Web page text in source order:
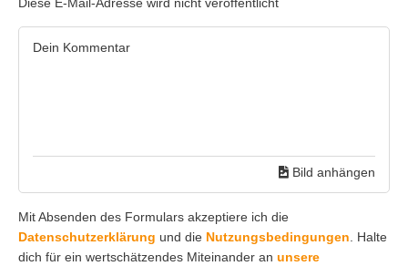
Diese E-Mail-Adresse wird nicht veröffentlicht
Bild anhängen
Mit Absenden des Formulars akzeptiere ich die
Datenschutzerklärung und die Nutzungsbedingungen. Halte
dich für ein wertschätzendes Miteinander an unsere